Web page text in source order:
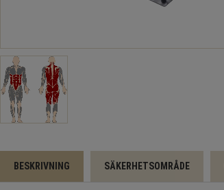
BESKRIVNING SÄKERHETSOMRÅDE